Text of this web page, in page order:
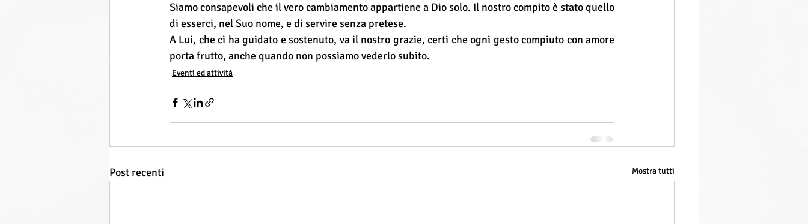
Siamo consapevoli che il vero cambiamento appartiene a Dio solo. Il nostro compito è stato quello
di esserci, nel Suo nome, e di servire senza pretese.
A Lui, che ci ha guidato e sostenuto, va il nostro grazie, certi che ogni gesto compiuto con amore
porta frutto, anche quando non possiamo vederlo subito.
Eventi ed attività
Post recenti Mostra tutti